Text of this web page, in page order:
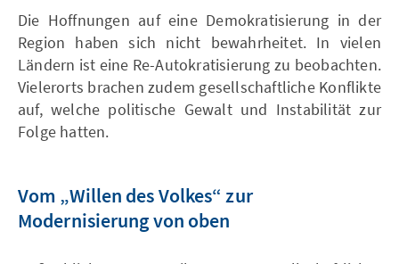
Die Hoffnungen auf eine Demokratisierung in der
Region haben sich nicht bewahrheitet. In vielen
Ländern ist eine Re-Autokratisierung zu beobachten.
Vielerorts brachen zudem gesellschaftliche Konflikte
auf, welche politische Gewalt und Instabilität zur
Folge hatten.
Vom „Willen des Volkes“ zur
Modernisierung von oben